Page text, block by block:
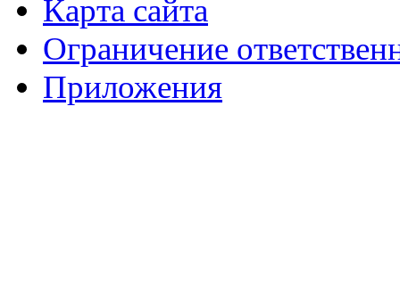
Карта сайта
Ограничение
Приложения